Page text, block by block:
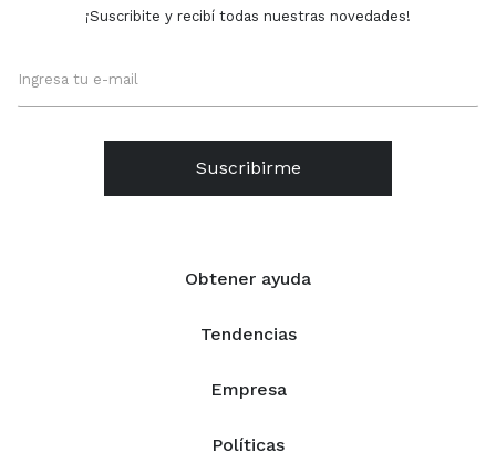
Obtener ayuda
Tendencias
Empresa
Políticas
¡Suscribite y recibí todas nuestras novedades!
Suscribirme